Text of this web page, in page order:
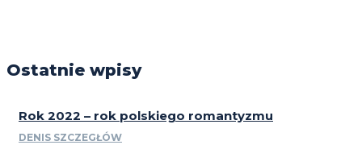
Ostatnie wpisy
Rok 2022 – rok polskiego romantyzmu
DENIS SZCZEGŁÓW